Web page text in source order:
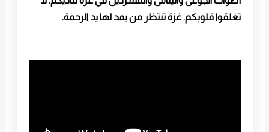
تغلقوا قلوبكم. غزة تنتظر من يمد لها يد الرحمة.